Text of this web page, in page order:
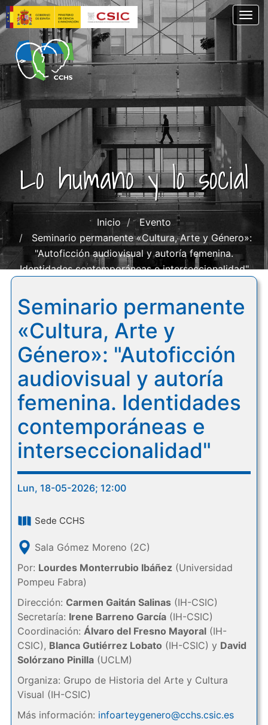
Pasar
al
contenido
principal
Lo humano y lo social
Inicio
Evento
Seminario permanente «Cultura, Arte y Género»:
"Autoficción audiovisual y autoría femenina.
Identidades contemporáneas e interseccionalidad"
Seminario permanente
«Cultura, Arte y
Género»: "Autoficción
audiovisual y autoría
femenina. Identidades
contemporáneas e
interseccionalidad"
Lun, 18-05-2026; 12:00
Sede CCHS
Sala Gómez Moreno (2C)
Por: Lourdes Monterrubio Ibáñez(Universidad
Pompeu Fabra)
Dirección: Carmen Gaitán Salinas(IH-CSIC)
Secretaría: Irene Barreno García(IH-CSIC)
Coordinación: Álvaro del Fresno Mayoral(IH-
CSIC), Blanca Gutiérrez Lobato (IH-CSIC) y David
Solórzano Pinilla(UCLM)
Organiza: Grupo de Historia del Arte y Cultura
Visual (IH-CSIC)
Más información: infoarteygenero@cchs.csic.es